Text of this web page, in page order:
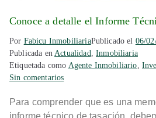
Conoce a detalle el Informe
Por Fabicu InmobiliariaPublicado el 06/
Publicada enActualidad,Inmobiliaria
Etiquetada como Agente Inmobiliario,
Sin comentarios
Para comprender que es una
informe técnico de tasación,